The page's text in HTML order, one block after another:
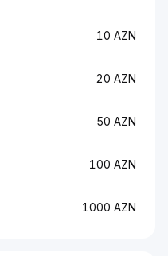
10 AZN
20 AZN
50 AZN
100 AZN
1000 AZN